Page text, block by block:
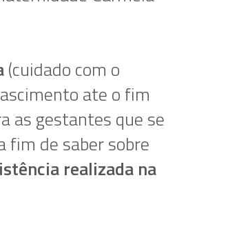
(cuidado com o
ate o fim
as gestantes que se
fim de saber sobre
realizada na